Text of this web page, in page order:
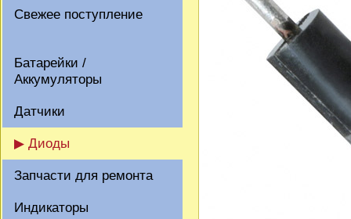
Свежее поступление
Батарейки /
Аккумуляторы
Датчики
▶ Диоды
Запчасти для ремонта
Индикаторы